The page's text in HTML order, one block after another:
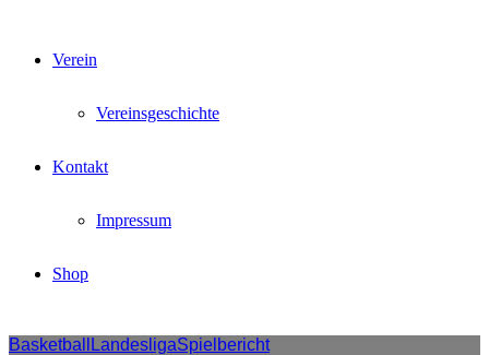
Verein
Vereinsgeschichte
Kontakt
Impressum
Shop
Basketball LandesligaSpielbericht